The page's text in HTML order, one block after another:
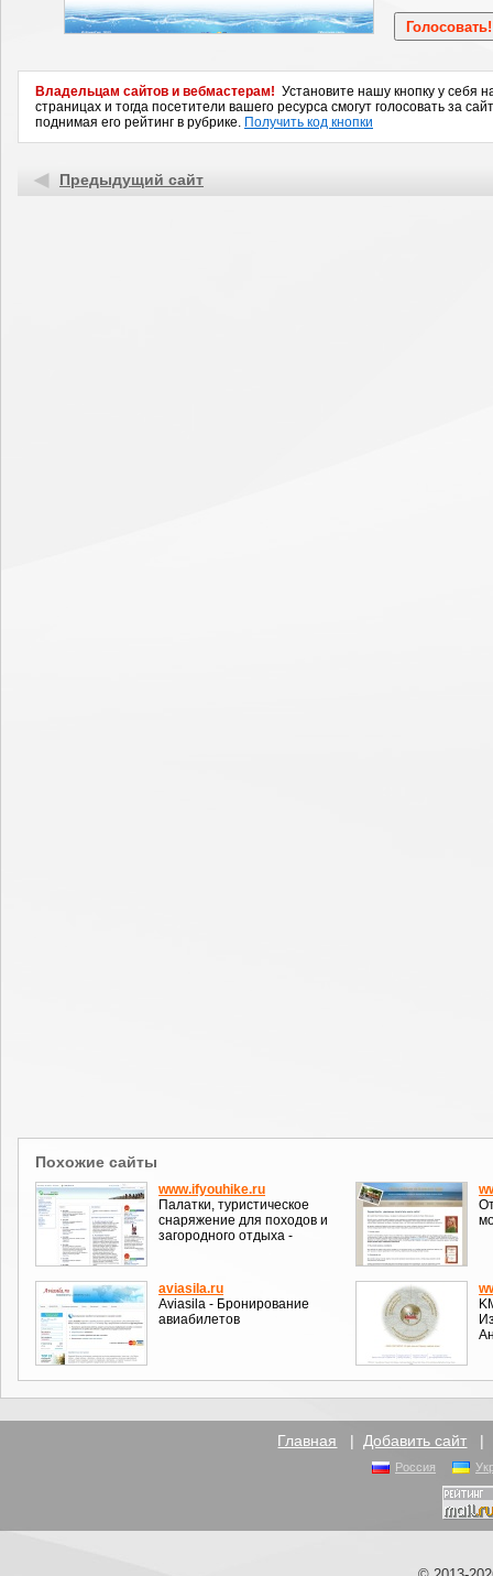
Владельцам сайтов и вебмастерам! Установите нашу кнопку у себя
страницах и тогда посетители вашего ресурса смогут голосовать за
поднимая его рейтинг в рубрике. Получить код кнопки
Предыдущий сайт
Похожие сайты
www.ifyouhike.ru
Палатки, туристическое
снаряжение для походов и
загородного отдыха -
aviasila.ru
Aviasila - Бронирование
авиабилетов
Главная | Добавить сайт |
Россия